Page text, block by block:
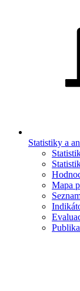
Statistiky a
Mapa